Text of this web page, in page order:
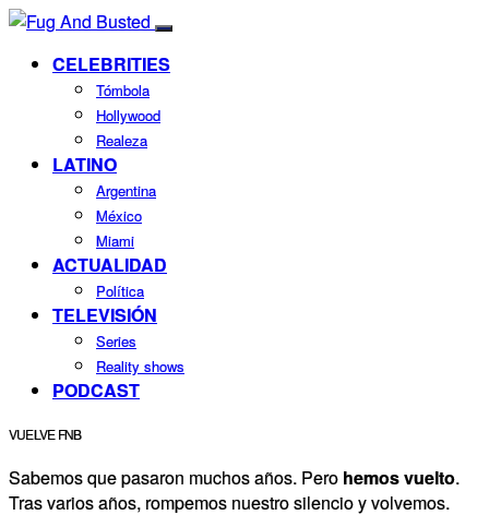
CELEBRITIES
Tómbola
Hollywood
Realeza
LATINO
Argentina
México
Miami
ACTUALIDAD
Política
TELEVISIÓN
Series
Reality shows
PODCAST
VUELVE FNB
Sabemos que pasaron muchos años. Pero hemos vuelto.
Tras varios años, rompemos nuestro silencio y volvemos.